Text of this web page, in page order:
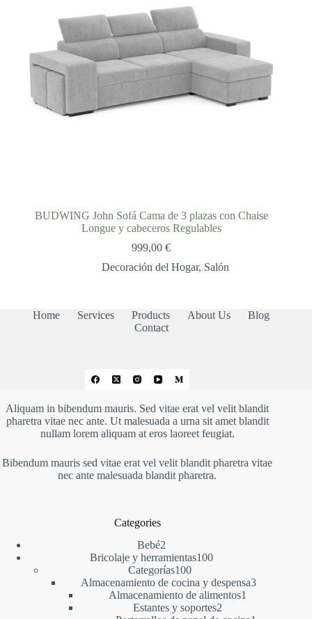
BUDWING John Sofá Cama de 3 plazas con Chaise
Longue y cabeceros Regulables
999,00€
Decoración del Hogar, Salón
Home Services Products About Us
Blog
Contact
Aliquam in bibendum mauris. Sed vitae erat vel velit blandit
pharetra vitae nec ante. Ut malesuada a urna sit amet blandit
nullam lorem aliquam at eros laoreet feugiat.
Bibendum mauris sed vitae erat vel velit blandit pharetra vitae
nec ante malesuada blandit pharetra.
Categories
Bebé22
productos
Bricolaje y herramientas100100
Categorías100100
productos
Almacenamiento de cocina y despensa33
Almacenamiento de alimentos1
Estantes y soportes22